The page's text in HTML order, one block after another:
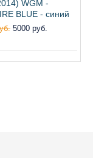
WGM -
BLUE - синий
5000 руб.